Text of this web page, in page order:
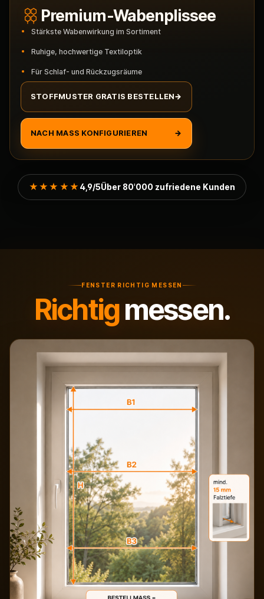
Premium-Wabenplissee
Stärkste Wabenwirkung im Sortiment
Ruhige, hochwertige Textiloptik
Für Schlaf- und Rückzugsräume
STOFFMUSTER GRATIS BESTELLEN→
NACH MASS KONFIGURIEREN →
★★★★★ 4,9/5Über 80'000 zufriedene Kunden
FENSTER RICHTIG MESSEN
Richtigmessen.